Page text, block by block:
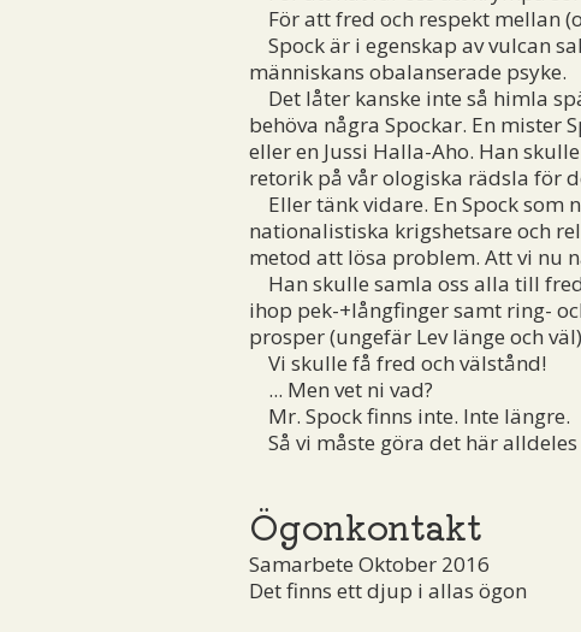
För att fred och respekt mellan
Spock är i egenskap av vulcan
människans obalanserade psyke.
Det låter kanske inte så himla
behöva några Spockar. En mister
eller en Jussi Halla-Aho. Han
retorik på vår ologiska rädsla för
Eller tänk vidare. En Spock som
nationalistiska krigshetsare och
metod att lösa problem. Att vi nu
Han skulle samla oss alla till
ihop pek-+långfinger samt ring-
prosper (ungefär Lev länge och
Vi skulle få fred och välstånd!
... Men vet ni vad?
Mr. Spock finns inte. Inte längre.
Så vi måste göra det här alldeles
Ögonkontakt
Samarbete Oktober 2016
Det finns ett djup i allas ögon